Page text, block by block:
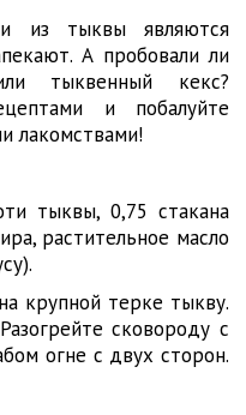
из тыквы являются
А пробовали ли
тыквенный кекс?
и побалуйте
лакомствами!
тыквы, 0,75 стакана
растительное масло
крупной терке тыкву.
сковороду с
огне с двух сторон.